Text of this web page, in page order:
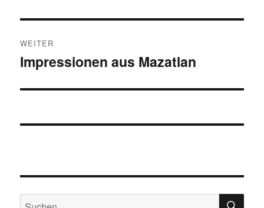
WEITER
Nächster
Impressionen aus Mazatlan
Suchen